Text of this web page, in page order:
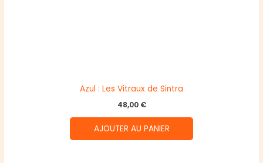
Azul : Les Vitraux de Sintra
48,00 €
AJOUTER AU PANIER